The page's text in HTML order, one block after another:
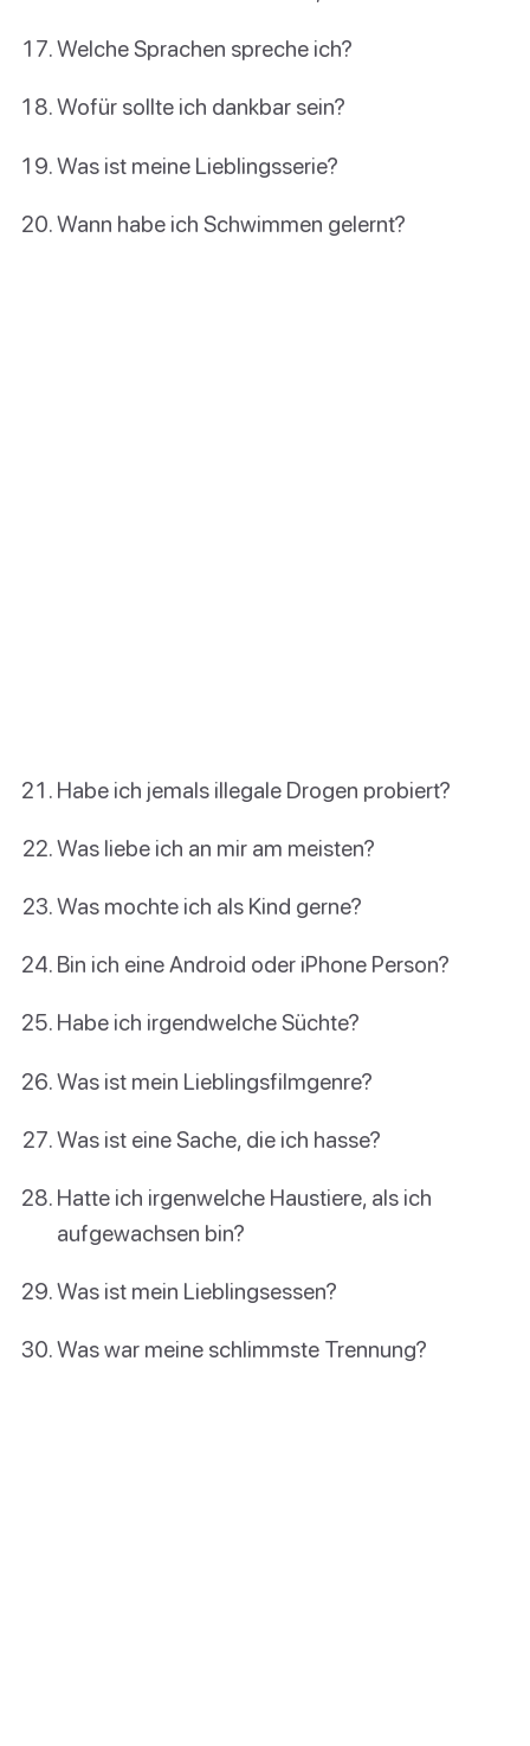
Welche Sprachen spreche ich?
Wofür sollte ich dankbar sein?
Was ist meine Lieblingsserie?
Wann habe ich Schwimmen gelernt?
Habe ich jemals illegale Drogen probiert?
Was liebe ich an mir am meisten?
Was mochte ich als Kind gerne?
Bin ich eine Android oder iPhone Person?
Habe ich irgendwelche Süchte?
Was ist mein Lieblingsfilmgenre?
Was ist eine Sache, die ich hasse?
Hatte ich irgenwelche Haustiere, als ich
aufgewachsen bin?
Was ist mein Lieblingsessen?
Was war meine schlimmste Trennung?